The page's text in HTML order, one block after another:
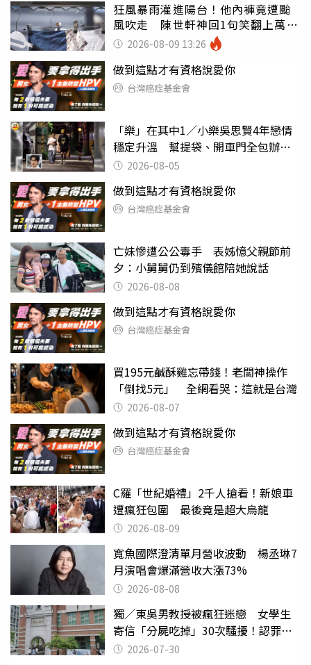
狂風暴雨灌進陽台！他內褲竟遭颱
風吹走 陳世軒神回1句笑翻上萬網
友 2026-08-09 13:26
做到這點才有資格說愛你
台灣癌症基金會
「樂」在其中1／小樂吳思賢4年戀情
穩定升溫 幫提袋、開車門全包辦閃
瞎眾人
2026-08-05
做到這點才有資格說愛你
台灣癌症基金會
亡妹慘遭公公毒手 表姊憶父親節前
夕：小舅舅仍到殯儀館陪她說話
2026-08-08
做到這點才有資格說愛你
台灣癌症基金會
買195元鹹酥雞忘帶錢！老闆神操作
「倒找5元」 全網看哭：這就是台灣
2026-08-07
做到這點才有資格說愛你
台灣癌症基金會
C羅「世紀婚禮」2千人搶看！新娘車
遭瘋狂包圍 最後竟是超大烏龍
2026-08-09
寬魚國際澄清單月營收波動 楊丞琳7
月演唱會爆滿營收大漲73%
2026-08-08
獨／東吳男教授被瘋狂迷戀 女學生
寄信「分屍吃掉」30次騷擾！認罪免
關 2026-07-30